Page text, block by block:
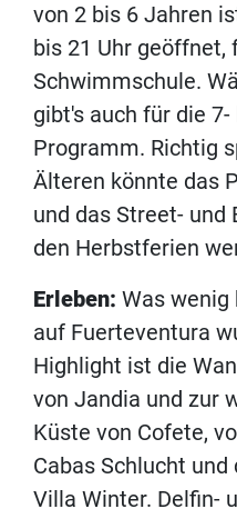
von 2 bis 6 Jahren
bis 21 Uhr geöffnet,
Schwimmschule.
gibt's auch für die
Programm. Richtig
Älteren könnte das
und das Street- und
den Herbstferien
Erleben: Was wenig
auf Fuerteventura
Highlight ist die
von Jandia und zur
Küste von Cofete,
Cabas Schlucht
Villa Winter. Delfin-